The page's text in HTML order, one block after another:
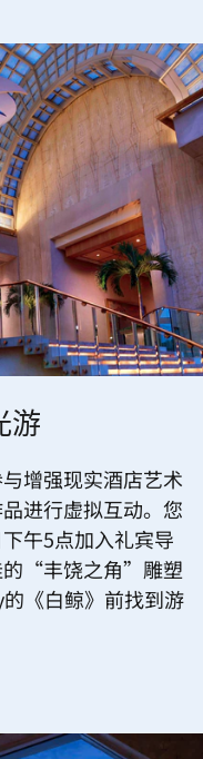
游
增强现实酒店艺术
进行虚拟互动。您
午5点加入礼宾导
的“丰饶之角”雕塑
《白鲸》前找到游